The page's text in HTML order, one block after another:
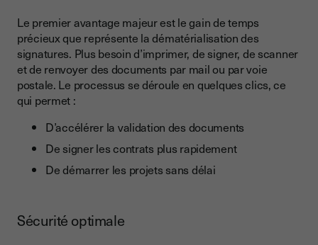
Le premier avantage majeur est le gain de temps
précieux que représente la dématérialisation des
signatures. Plus besoin d’imprimer, de signer, de scanner
et de renvoyer des documents par mail ou par voie
postale. Le processus se déroule en quelques clics, ce
qui permet :
D’accélérer la validation des documents
De signer les contrats plus rapidement
De démarrer les projets sans délai
Sécurité optimale